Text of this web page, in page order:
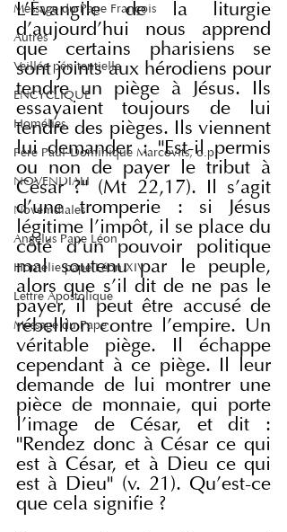
Message du Pape François
Autres
Veillée pénitentielle
ENCYCLIQUE
Homélies
Père Paul-Dominique Marcovits, o.p.
NOVENDIALI
Novemdiales
Angelus Pape Léon
Homélie pape Léon XIV
Lettre Apostolique
Message du Pape
L'Évangile de la liturgie
d'aujourd'hui nous apprend
que certains pharisiens se
sont joints aux hérodiens pour
tendre un piège à Jésus. Ils
essayaient toujours de lui
tendre des pièges. Ils viennent
lui demander : "Est-il permis
ou non de payer le tribut à
César ?" (Mt 22,17). Il s'agit
d'une tromperie : si Jésus
légitime l'impôt, il se place du
côté d'un pouvoir politique
mal soutenu par le peuple,
alors que s'il dit de ne pas le
payer, il peut être accusé de
rébellion contre l'empire. Un
véritable piège. Il échappe
cependant à ce piège. Il leur
demande de lui montrer une
pièce de monnaie, qui porte
l'image de César, et dit :
"Rendez donc à César ce qui
est à César, et à Dieu ce qui
est à Dieu" (v. 21). Qu'est-ce
que cela signifie ?